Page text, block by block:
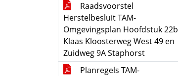
Raadsvoorstel
Herstelbesluit TAM-
Omgevingsplan Hoofdstuk 22b
Klaas Kloosterweg West 49 en
Zuidweg 9A Staphorst
Planregels TAM-